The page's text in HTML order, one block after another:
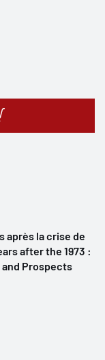
après la crise de
after the 1973 :
Prospects